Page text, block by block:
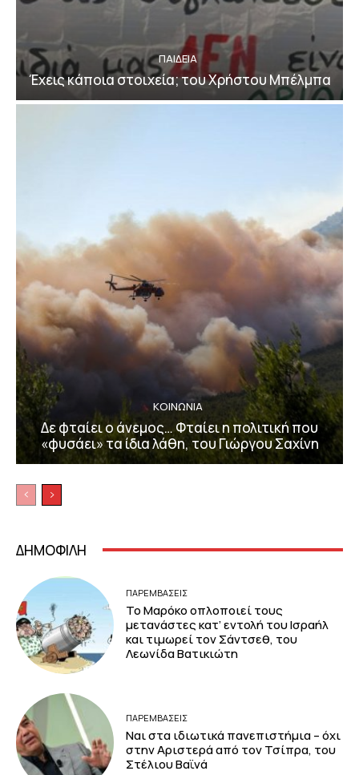
ΠΑΙΔΕΙΑ
Έχεις κάποια στοιχεία; του Χρήστου Μπέλμπα
ΚΟΙΝΩΝΙΑ
Δε φταίει ο άνεμος… Φταίει η πολιτική που
«φυσάει» τα ίδια λάθη, του Γιώργου Σαχίνη
ΔΗΜΟΦΙΛΗ
ΠΑΡΕΜΒΑΣΕΙΣ
Το Μαρόκο οπλοποιεί τους
μετανάστες κατ’ εντολή του Ισραήλ
και τιμωρεί τον Σάντσεθ, του
Λεωνίδα Βατικιώτη
ΠΑΡΕΜΒΑΣΕΙΣ
Ναι στα ιδιωτικά πανεπιστήμια – όχι
στην Αριστερά από τον Τσίπρα, του
Στέλιου Βαϊνά